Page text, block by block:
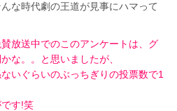
な時代劇の王道が見事にハマって
放送中でのこのアンケートは、グ
な。。と思いましたが、
いぐらいのぶっちぎりの投票数で1
す!笑